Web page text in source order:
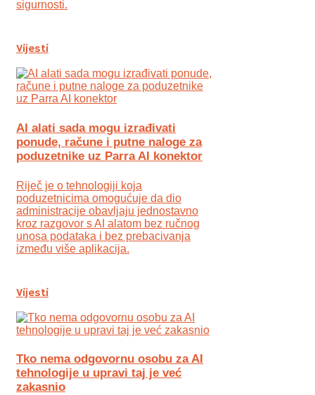
sigurnosti.
Vijesti
AI alati sada mogu izrađivati
ponude, račune i putne naloge za
poduzetnike uz Parra AI konektor
Riječ je o tehnologiji koja
poduzetnicima omogućuje da dio
administracije obavljaju jednostavno
kroz razgovor s AI alatom bez ručnog
unosa podataka i bez prebacivanja
između više aplikacija.
Vijesti
Tko nema odgovornu osobu za AI
tehnologije u upravi taj je već
zakasnio